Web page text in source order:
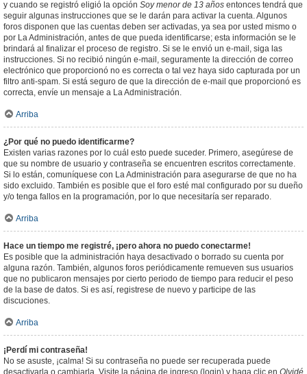
y cuando se registró eligió la opción Soy menor de 13 años entonces tendrá que
seguir algunas instrucciones que se le darán para activar la cuenta. Algunos
foros disponen que las cuentas deben ser activadas, ya sea por usted mismo o
por La Administración, antes de que pueda identificarse; esta información se le
brindará al finalizar el proceso de registro. Si se le envió un e-mail, siga las
instrucciones. Si no recibió ningún e-mail, seguramente la dirección de correo
electrónico que proporcionó no es correcta o tal vez haya sido capturada por un
filtro anti-spam. Si está seguro de que la dirección de e-mail que proporcionó es
correcta, envíe un mensaje a La Administración.
Arriba
¿Por qué no puedo identificarme?
Existen varias razones por lo cuál esto puede suceder. Primero, asegúrese de
que su nombre de usuario y contraseña se encuentren escritos correctamente.
Si lo están, comuníquese con La Administración para asegurarse de que no ha
sido excluido. También es posible que el foro esté mal configurado por su dueño
y/o tenga fallos en la programación, por lo que necesitaría ser reparado.
Arriba
Hace un tiempo me registré, ¡pero ahora no puedo conectarme!
Es posible que la administración haya desactivado o borrado su cuenta por
alguna razón. También, algunos foros periódicamente remueven sus usuarios
que no publicaron mensajes por cierto periodo de tiempo para reducir el peso
de la base de datos. Si es así, registrese de nuevo y participe de las
discuciones.
Arriba
¡Perdí mi contraseña!
No se asuste, ¡calma! Si su contraseña no puede ser recuperada puede
desactivarla o cambiarla. Visite la página de ingreso (login) y haga clic en Olvidé